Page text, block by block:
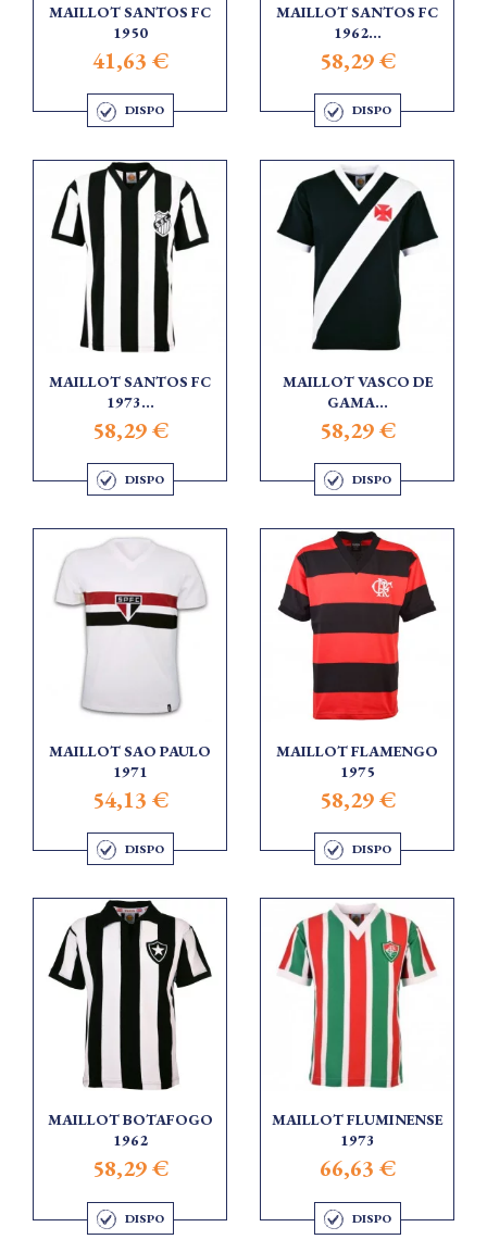
MAILLOT SANTOS FC
1950
41,63 €
DISPO
MAILLOT SANTOS FC
1962...
58,29 €
DISPO
MAILLOT SANTOS FC
1973...
58,29 €
DISPO
MAILLOT VASCO DE
GAMA...
58,29 €
DISPO
MAILLOT SAO PAULO
1971
54,13 €
DISPO
MAILLOT FLAMENGO
1975
58,29 €
DISPO
MAILLOT BOTAFOGO
1962
58,29 €
DISPO
MAILLOT FLUMINENSE
1973
66,63 €
DISPO